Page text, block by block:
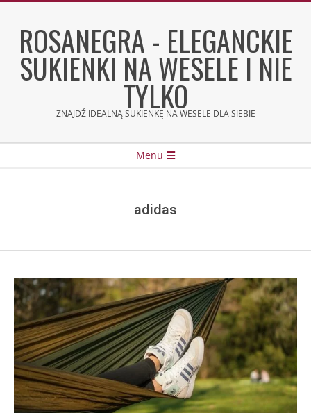
contentROSANEGRA - ELEGANCKIE
SUKIENKI NA WESELE I NIE
TYLKO
ZNAJDŹ IDEALNĄ SUKIENKĘ NA WESELE DLA SIEBIE
Menu
adidas